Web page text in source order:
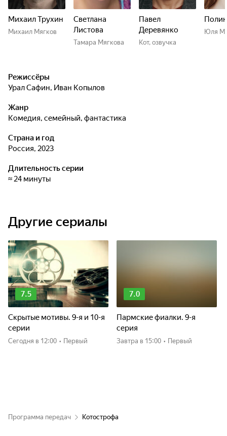
Михаил Трухин
Михаил Мягков
Светлана
Листова
Тамара Мягкова
Павел
Деревянко
Кот, озвучка
Юля
Режиссёры
Урал Сафин, Иван Копылов
Жанр
комедия, семейный, фантастика
Страна и год
Россия, 2023
Длительность серии
≈ 24 минуты
Другие сериалы
7.5
Скрытые мотивы. 9-я и 10-я
серии
Сегодня в 12:00 • Первый
7.0
Пармские фиалки. 9-я
серия
Завтра в 15:00 • Первый
Программа передач Котострофа